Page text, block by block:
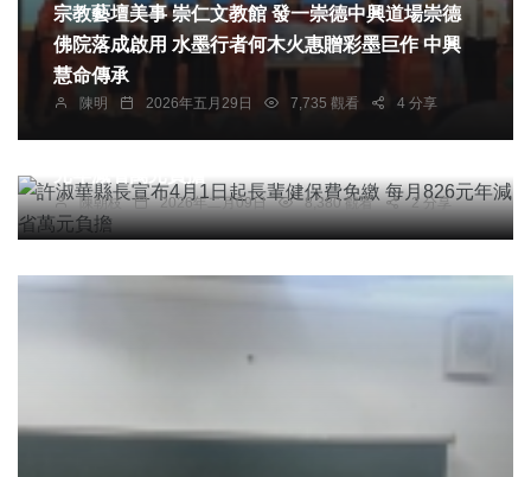
宗教藝壇美事 崇仁文教館 發一崇德中興道場崇德
佛院落成啟用 水墨行者何木火惠贈彩墨巨作 中興
慧命傳承
陳明 2026年五月29日 7,735 觀看 4 分享
頭條 綜合新聞
許淑華縣長宣布4月1日起長輩健保費免繳 每月826
陳朝枝 2026年二月09日 8,380 觀看 2 分享